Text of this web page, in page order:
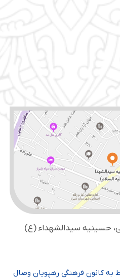
حسینیه سید‌الشهداء (ع)
کانون فرهنگی رهپویان وصال